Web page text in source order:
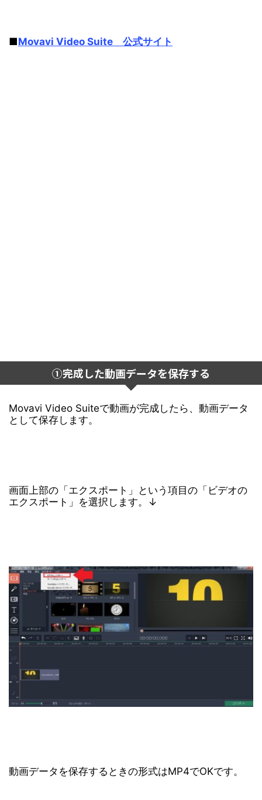
■Movavi Video Suite 公式サイト
①完成した動画データを保存する
Movavi Video Suiteで動画が完成したら、動画データ
として保存します。
画面上部の「エクスポート」という項目の「ビデオの
エクスポート」を選択します。↓
動画データを保存するときの形式はMP4でOKです。